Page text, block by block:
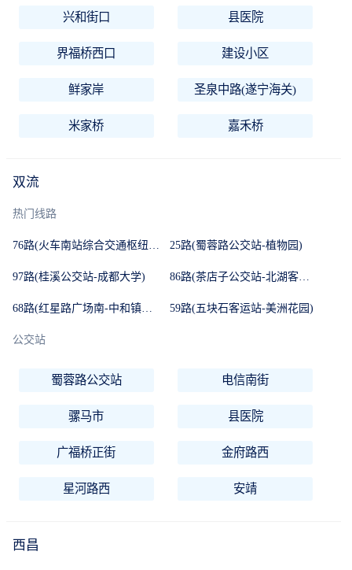
兴和街口 县医院
界福桥西口 建设小区
鲜家岸 圣泉中路(遂宁海关)
米家桥 嘉禾桥
双流
热门线路
76路(火车南站综合交通枢纽-八里小区) 25路(蜀蓉路公交站-植物园)
97路(桂溪公交站-成都大学) 86路(茶店子公交站-北湖客运站)
68路(红星路广场南-中和镇公交站) 59路(五块石客运站-美洲花园)
公交站
蜀蓉路公交站 电信南街
骡马市 县医院
广福桥正街 金府路西
星河路西 安靖
西昌